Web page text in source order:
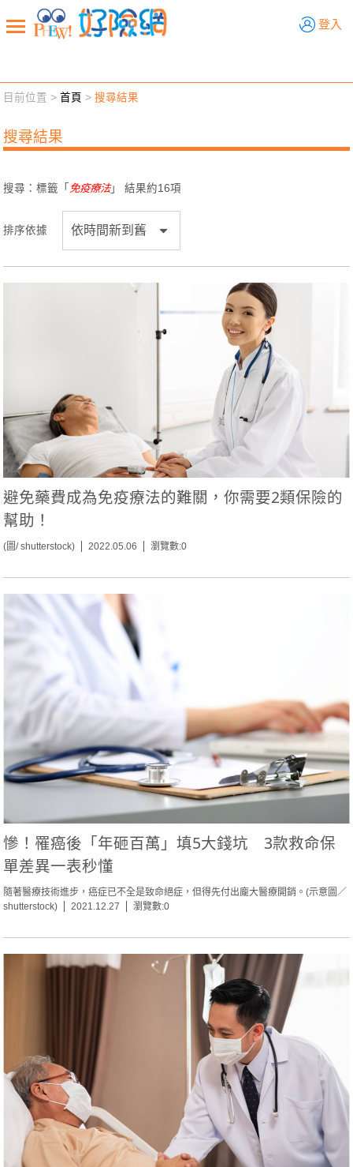
登入
新聞觀點 業務交流
退休先準備 好險學堂 輔銷工具 活動專區
目前位置 >首頁 >搜尋結果
搜尋結果
搜尋：標籤「 免疫療法」 結果約16項
排序依據
避免藥費成為免疫療法的難關，你需要2類保險的
幫助！
(圖/ shutterstock) 2022.05.06 瀏覽數:0
慘！罹癌後「年砸百萬」填5大錢坑 3款救命保
單差異一表秒懂
隨著醫療技術進步，癌症已不全是致命絕症，但得先付出龐大醫療開銷。(示意圖／
shutterstock)
2021.12.27 瀏覽數:0